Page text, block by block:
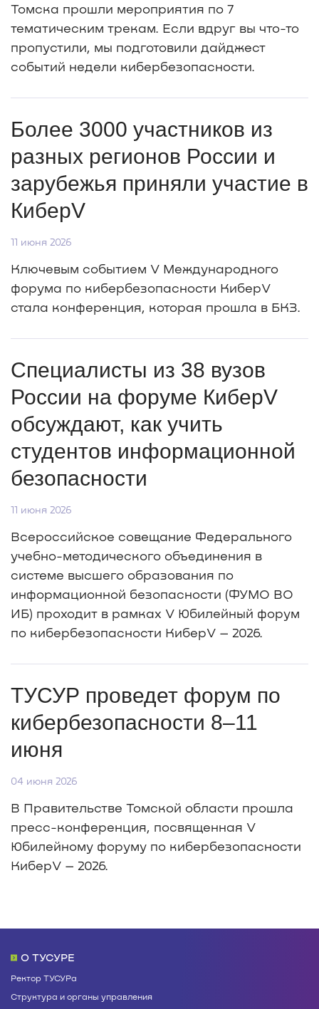
Томска прошли мероприятия по 7
тематическим трекам. Если вдруг вы что-то
пропустили, мы подготовили дайджест
событий недели кибербезопасности.
Более 3000 участников из
разных регионов России и
зарубежья приняли участие в
КиберV
11 июня 2026
Ключевым событием V Международного
форума по кибербезопасности КиберV
стала конференция, которая прошла в БКЗ.
Специалисты из 38 вузов
России на форуме КиберV
обсуждают, как учить
студентов информационной
безопасности
11 июня 2026
Всероссийское совещание Федерального
учебно-методического объединения в
системе высшего образования по
информационной безопасности (ФУМО ВО
ИБ) проходит в рамках V Юбилейный форум
по кибербезопасности КиберV – 2026.
ТУСУР проведет форум по
кибербезопасности 8–11
июня
04 июня 2026
В Правительстве Томской области прошла
пресс-конференция, посвященная V
Юбилейному форуму по кибербезопасности
КиберV – 2026.
О ТУСУРЕ
Ректор ТУСУРа
Структура и органы управления